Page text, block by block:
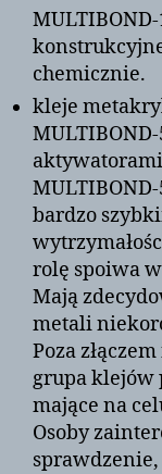
chemicznie.
kleje
bardzo
rolę spoiwa
Mają
metali
Poza
grupa klejów
mające na
Osoby
sprawdzenie,